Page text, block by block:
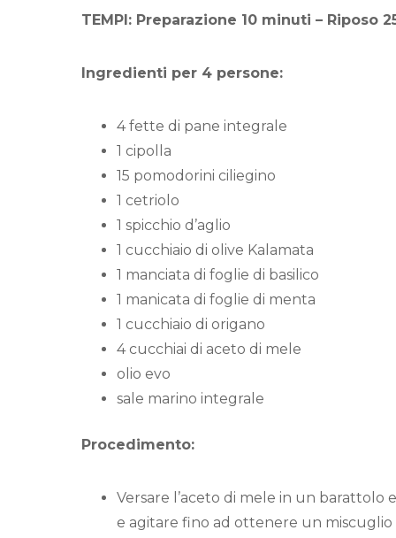
TEMPI: Preparazione 10 minuti – Riposo
Ingredienti per 4 persone:
4 fette di pane integrale
1 cipolla
15 pomodorini ciliegino
1 cetriolo
1 spicchio d’aglio
1 cucchiaio di olive Kalamata
1 manciata di foglie di basilico
1 manicata di foglie di menta
1 cucchiaio di origano
4 cucchiai di aceto di mele
olio evo
sale marino integrale
Procedimento:
Versare l’aceto di mele in un
e agitare fino ad ottenere un